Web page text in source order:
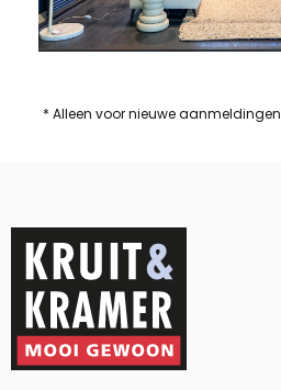
* Alleen voor nieuwe aanmeldingen